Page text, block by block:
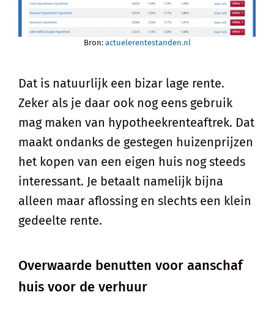
Bron: actuelerentestanden.nl
Dat is natuurlijk een bizar lage rente.
Zeker als je daar ook nog eens gebruik
mag maken van hypotheekrenteaftrek. Dat
maakt ondanks de gestegen huizenprijzen
het kopen van een eigen huis nog steeds
interessant. Je betaalt namelijk bijna
alleen maar aflossing en slechts een klein
gedeelte rente.
Overwaarde benutten voor aanschaf
huis voor de verhuur